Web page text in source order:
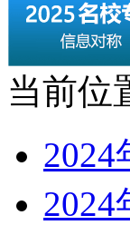
当前位